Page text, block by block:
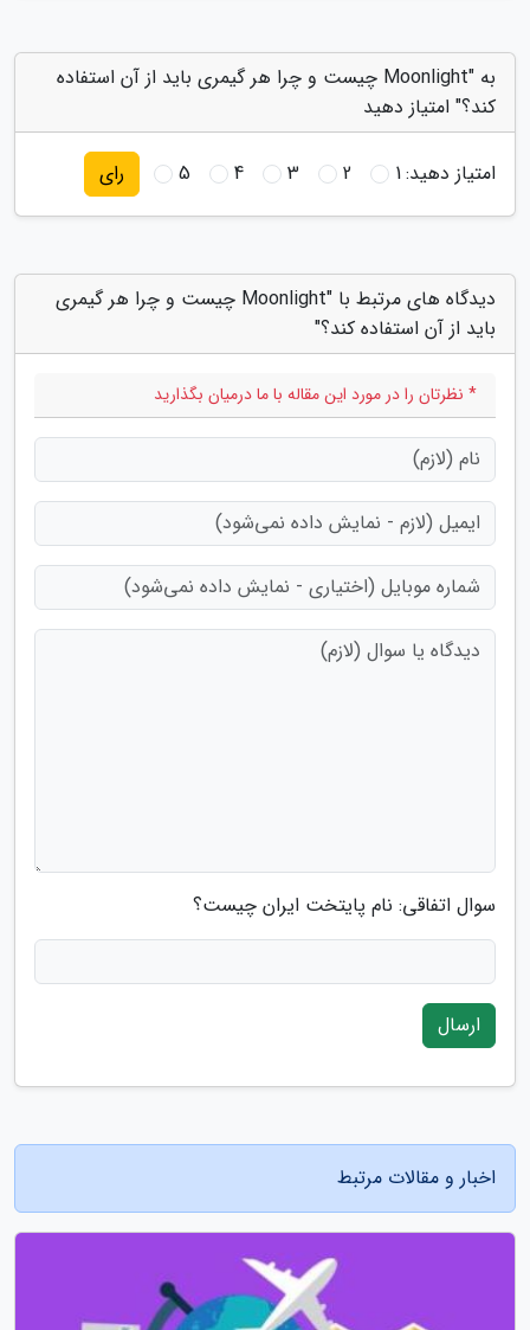
به "Moonlight چیست و چرا هر گیمری باید از آن استفاده
کند؟" امتیاز دهید
امتیاز دهید:1
2
3
4
5 رای
دیدگاه های مرتبط با "Moonlight چیست و چرا هر گیمری
باید از آن استفاده کند؟"
* نظرتان را در مورد این مقاله با ما درمیان بگذارید
سوال اتفاقی: نام پایتخت ایران چیست؟
ارسال
اخبار و مقالات مرتبط